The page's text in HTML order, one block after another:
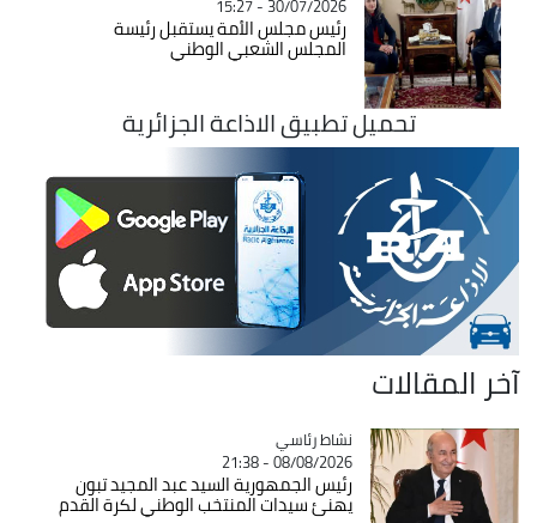
30/07/2026 - 15:27
رئيس مجلس الأمة يستقبل رئيسة
المجلس الشعبي الوطني
تحميل تطبيق الاذاعة الجزائرية
آخر المقالات
Catégorie
نشاط رئاسي
08/08/2026 - 21:38
رئيس الجمهورية السيد عبد المجيد تبون
يهنئ سيدات المنتخب الوطني لكرة القدم